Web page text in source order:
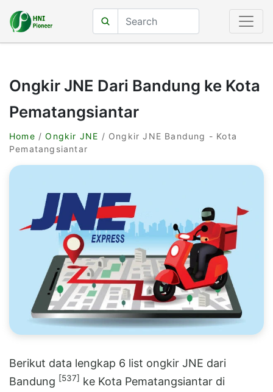
Ongkir JNE Dari Bandung ke Kota
Pematangsiantar
Home /Ongkir JNE / Ongkir JNE Bandung - Kota
Pematangsiantar
Berikut data lengkap 6 list ongkir JNE dari
Bandung [537] ke Kota Pematangsiantar di